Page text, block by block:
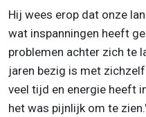
Hij wees erop dat onze
wat inspanningen heeft
problemen achter zich te
jaren bezig is met
veel tijd en energie heeft
het was pijnlijk om te